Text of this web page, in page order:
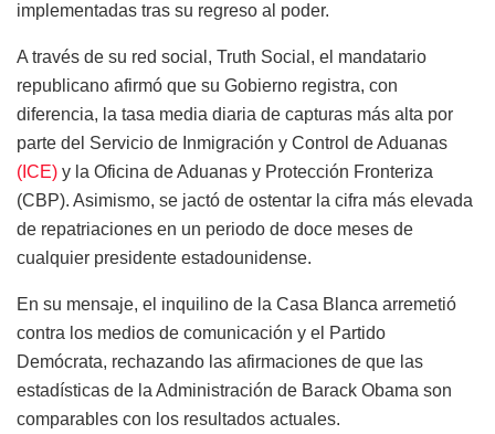
implementadas tras su regreso al poder.
A través de su red social, Truth Social, el mandatario
republicano afirmó que su Gobierno registra, con
diferencia, la tasa media diaria de capturas más alta por
parte del Servicio de Inmigración y Control de Aduanas
(ICE) y la Oficina de Aduanas y Protección Fronteriza
(CBP). Asimismo, se jactó de ostentar la cifra más elevada
de repatriaciones en un periodo de doce meses de
cualquier presidente estadounidense.
En su mensaje, el inquilino de la Casa Blanca arremetió
contra los medios de comunicación y el Partido
Demócrata, rechazando las afirmaciones de que las
estadísticas de la Administración de Barack Obama son
comparables con los resultados actuales.